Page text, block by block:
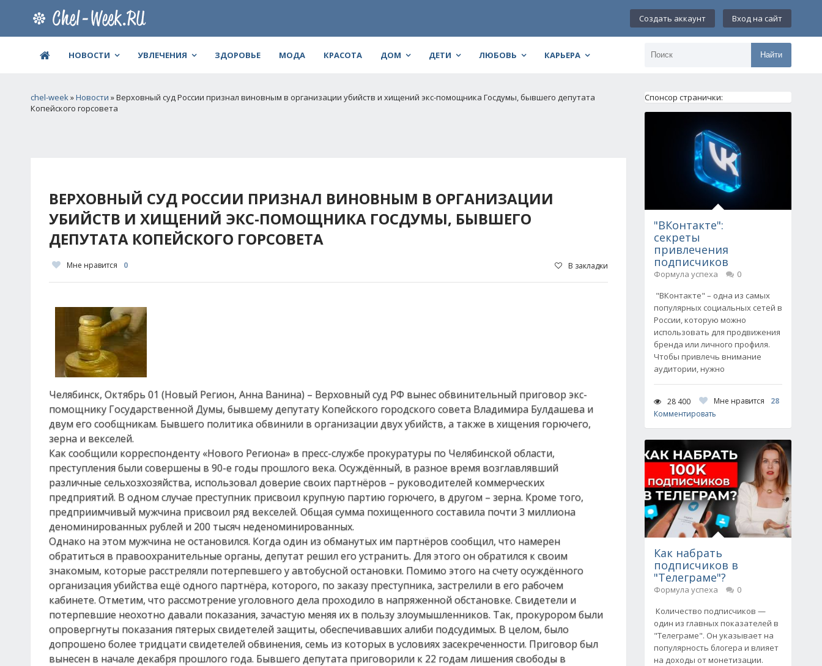
Создать аккаунт Вход на сайт
НОВОСТИ УВЛЕЧЕНИЯ ЗДОРОВЬЕ МОДА КРАСОТА ДОМ ДЕТИ ЛЮБОВЬ КАРЬЕРА Найти
chel-week»Новости » Верховный суд России признал виновным в организации убийств и хищений экс-помощника Госдумы, бывшего депутата
Копейского горсовета
ВЕРХОВНЫЙ СУД РОССИИ ПРИЗНАЛ ВИНОВНЫМ В ОРГАНИЗАЦИИ
УБИЙСТВ И ХИЩЕНИЙ ЭКС-ПОМОЩНИКА ГОСДУМЫ, БЫВШЕГО
ДЕПУТАТА КОПЕЙСКОГО ГОРСОВЕТА
Мне нравится 0 В закладки
Челябинск, Октябрь 01 (Новый Регион, Анна Ванина) – Верховный суд РФ вынес обвинительный приговор экс-
помощнику Государственной Думы, бывшему депутату Копейского городского совета Владимира Булдашева и
двум его сообщникам. Бывшего политика обвинили в организации двух убийств, а также в хищения горючего,
зерна и векселей.
Как сообщили корреспонденту «Нового Региона» в пресс-службе прокуратуры по Челябинской области,
преступления были совершены в 90-е годы прошлого века. Осуждённый, в разное время возглавлявший
различные сельхозхозяйства, использовал доверие своих партнёров – руководителей коммерческих
предприятий. В одном случае преступник присвоил крупную партию горючего, в другом – зерна. Кроме того,
предприимчивый мужчина присвоил ряд векселей. Общая сумма похищенного составила почти 3 миллиона
деноминированных рублей и 200 тысяч неденоминированных.
Однако на этом мужчина не остановился. Когда один из обманутых им партнёров сообщил, что намерен
обратиться в правоохранительные органы, депутат решил его устранить. Для этого он обратился к своим
знакомым, которые расстреляли потерпевшего у автобусной остановки. Помимо этого на счету осуждённого
организация убийства ещё одного партнёра, которого, по заказу преступника, застрелили в его рабочем
кабинете. Отметим, что рассмотрение уголовного дела проходило в напряженной обстановке. Свидетели и
потерпевшие неохотно давали показания, зачастую меняя их в пользу злоумышленников. Так, прокурором были
опровергнуты показания пятерых свидетелей защиты, обеспечивавших алиби подсудимых. В целом, было
допрошено более тридцати свидетелей обвинения, семь из которых в условиях засекреченности. Приговор был
вынесен в начале декабря прошлого года. Бывшего депутата приговорили к 22 годам лишения свободы в
Спонсор странички:
"ВКонтакте":
секреты
привлечения
подписчиков
Формула успеха
0
"ВКонтакте" – одна из самых
популярных социальных сетей в
России, которую можно
использовать для продвижения
бренда или личного профиля.
Чтобы привлечь внимание
аудитории, нужно
28 400 Мне нравится
28
Комментировать
Как набрать
подписчиков в
"Телеграме"?
Формула успеха
0
Количество подписчиков —
один из главных показателей в
"Телеграме". Он указывает на
популярность блогера и влияет
на доходы от монетизации.